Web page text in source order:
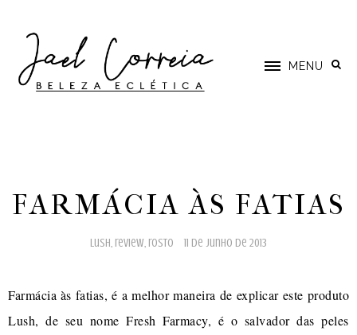
MENU
FARMÁCIA ÀS FATIAS
lush, review, rosto 11 de junho de 2013
Farmácia às fatias, é a melhor maneira de explicar este produto
Lush, de seu nome Fresh Farmacy, é o salvador das peles